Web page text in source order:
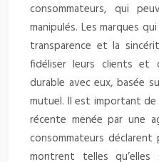
consommateurs, qui
manipulés. Les marques
transparence et la
fidéliser leurs clients et
durable avec eux, basée
mutuel. Il est important
récente menée par une
consommateurs
montrent telles